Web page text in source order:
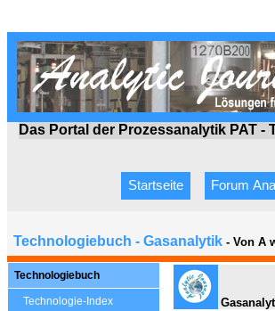
Das Portal der Prozessanalytik PAT -
Startseite Forum
Technologiebuch - Gasanalytik - Von A
Technologiebuch
Technologie-Index